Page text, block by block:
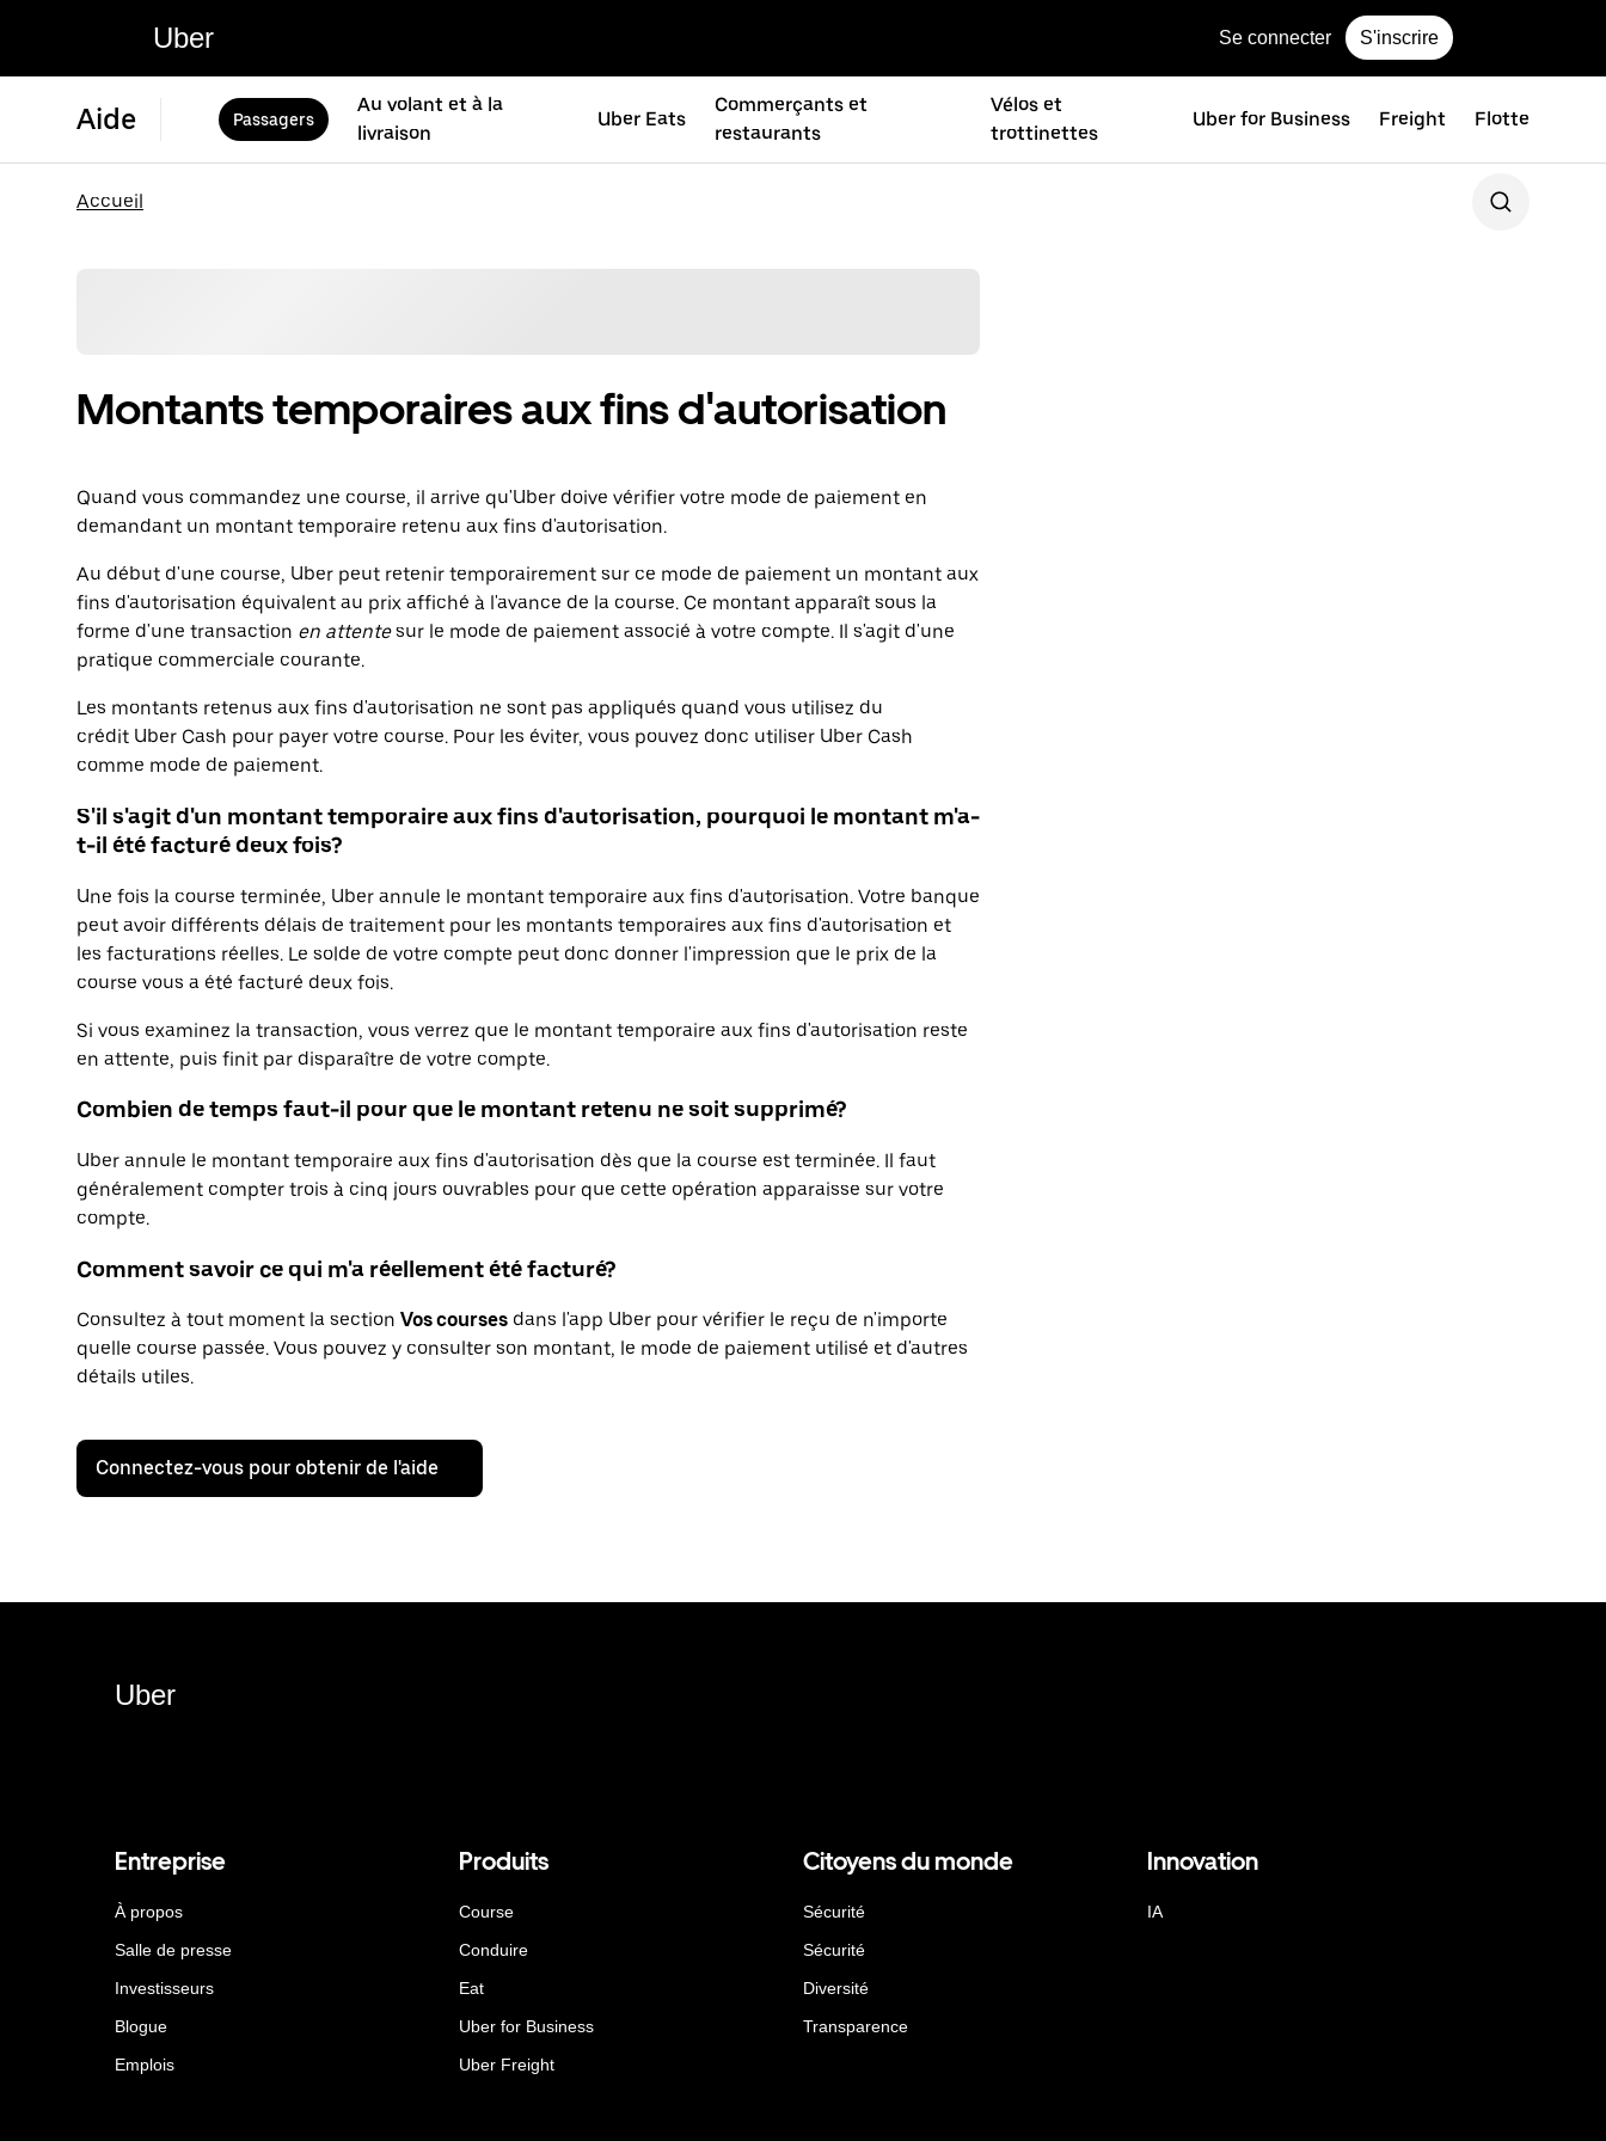
Uber Se connecter S'inscrire
Aide Passagers
Au volant et à la
livraison
Uber Eats
Commerçants et
restaurants
Vélos et
trottinettes
Uber for Business Freight Flotte
Accueil
Montants temporaires aux fins d'autorisation
Quand vous commandez une course, il arrive qu'Uber doive vérifier votre mode de paiement en
demandant un montant temporaire retenu aux fins d'autorisation.
Au début d'une course, Uber peut retenir temporairement sur ce mode de paiement un montant aux
fins d'autorisation équivalent au prix affiché à l'avance de la course. Ce montant apparaît sous la
forme d'une transaction en attentesur le mode de paiement associé à votre compte. Il s'agit d'une
pratique commerciale courante.
Les montants retenus aux fins d'autorisation ne sont pas appliqués quand vous utilisez du
crédit Uber Cash pour payer votre course. Pour les éviter, vous pouvez donc utiliser Uber Cash
comme mode de paiement.
S'il s'agit d'un montant temporaire aux fins d'autorisation, pourquoi le montant m'a-
t-il été facturé deux fois?
Une fois la course terminée, Uber annule le montant temporaire aux fins d'autorisation. Votre banque
peut avoir différents délais de traitement pour les montants temporaires aux fins d'autorisation et
les facturations réelles. Le solde de votre compte peut donc donner l'impression que le prix de la
course vous a été facturé deux fois.
Si vous examinez la transaction, vous verrez que le montant temporaire aux fins d'autorisation reste
en attente, puis finit par disparaître de votre compte.
Combien de temps faut-il pour que le montant retenu ne soit supprimé?
Uber annule le montant temporaire aux fins d'autorisation dès que la course est terminée. Il faut
généralement compter trois à cinq jours ouvrables pour que cette opération apparaisse sur votre
compte.
Comment savoir ce qui m'a réellement été facturé?
Consultez à tout moment la section Vos courses dans l'app Uber pour vérifier le reçu de n'importe
quelle course passée. Vous pouvez y consulter son montant, le mode de paiement utilisé et d'autres
détails utiles.
Connectez-vous pour obtenir de l'aide
Uber
Entreprise
À propos
Salle de presse
Investisseurs
Blogue
Emplois
Produits
Course
Conduire
Eat
Uber for Business
Uber Freight
Citoyens du monde
Sécurité
Sécurité
Diversité
Transparence
Innovation
IA